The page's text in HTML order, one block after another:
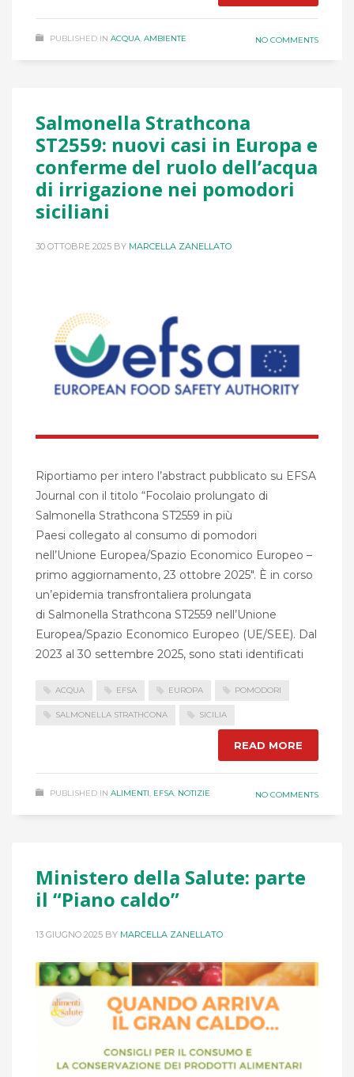
PUBLISHED IN ACQUA, AMBIENTE NO COMMENTS
Salmonella Strathcona
ST2559: nuovi casi in Europa e
conferme del ruolo dell’acqua
di irrigazione nei pomodori
siciliani
30 OTTOBRE 2025 BY MARCELLA ZANELLATO
Riportiamo per intero l’abstract pubblicato su EFSA
Journal con il titolo “Focolaio prolungato di
Salmonella Strathcona ST2559 in più
Paesi collegato al consumo di pomodori
nell’Unione Europea/Spazio Economico Europeo –
primo aggiornamento, 23 ottobre 2025″. È in corso
un’epidemia transfrontaliera prolungata
di Salmonella Strathcona ST2559 nell’Unione
Europea/Spazio Economico Europeo (UE/SEE). Dal
2023 al 30 settembre 2025, sono stati identificati
ACQUA EFSA EUROPA POMODORI
SALMONELLA STRATHCONA SICILIA
READ MORE
PUBLISHED IN ALIMENTI, EFSA, NOTIZIE NO COMMENTS
Ministero della Salute: parte
il “Piano caldo”
13 GIUGNO 2025 BY MARCELLA ZANELLATO